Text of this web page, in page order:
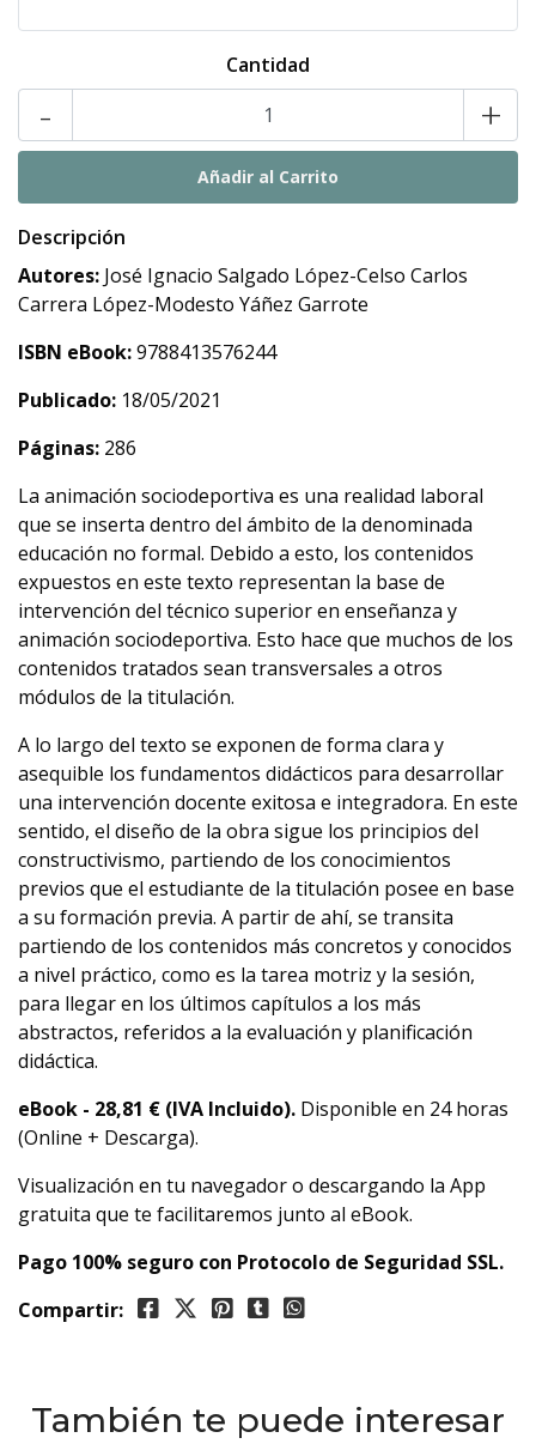
Cantidad
- +
Descripción
Autores: José Ignacio Salgado López-Celso Carlos
Carrera López-Modesto Yáñez Garrote
ISBN eBook:9788413576244
Publicado: 18/05/2021
Páginas: 286
La animación sociodeportiva es una realidad laboral
que se inserta dentro del ámbito de la denominada
educación no formal. Debido a esto, los contenidos
expuestos en este texto representan la base de
intervención del técnico superior en enseñanza y
animación sociodeportiva. Esto hace que muchos de los
contenidos tratados sean transversales a otros
módulos de la titulación.
A lo largo del texto se exponen de forma clara y
asequible los fundamentos didácticos para desarrollar
una intervención docente exitosa e integradora. En este
sentido, el diseño de la obra sigue los principios del
constructivismo, partiendo de los conocimientos
previos que el estudiante de la titulación posee en base
a su formación previa. A partir de ahí, se transita
partiendo de los contenidos más concretos y conocidos
a nivel práctico, como es la tarea motriz y la sesión,
para llegar en los últimos capítulos a los más
abstractos, referidos a la evaluación y planificación
didáctica.
eBook - 28,81 € (IVA Incluido). Disponible en 24 horas
(Online + Descarga).
Visualización en tu navegador o descargando la App
gratuita que te facilitaremos junto al eBook.
Pago 100% seguro con Protocolo de Seguridad SSL.
Compartir:
También te puede interesar